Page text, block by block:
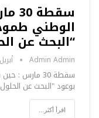
الوطني
“البحث عن
Admin Admin أبريل - 5
سقطة 30
بوعود "البحث عن
اقرأ أكثر...